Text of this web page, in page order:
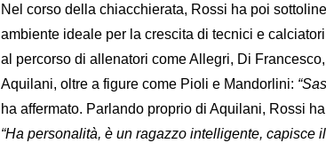
Nel corso della chiacchierata, Rossi ha poi
ambiente ideale per la crescita di tecnici e
al percorso di allenatori come Allegri, Di
Aquilani, oltre a figure come Pioli e Mandorlini:
ha affermato. Parlando proprio di Aquilani, Rossi
“Ha personalità, è un ragazzo intelligente, capisce